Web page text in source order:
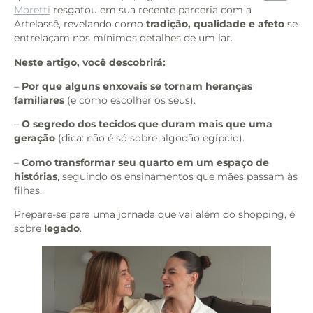
Moretti resgatou em sua recente parceria com a
Artelassê, revelando como tradição, qualidade e afeto se
entrelaçam nos mínimos detalhes de um lar.
Neste artigo, você descobrirá:
– Por que alguns enxovais se tornam heranças
familiares (e como escolher os seus).
– O segredo dos tecidos que duram mais que uma
geração (dica: não é só sobre algodão egípcio).
– Como transformar seu quarto em um espaço de
histórias, seguindo os ensinamentos que mães passam às
filhas.
Prepare-se para uma jornada que vai além do shopping, é
sobre legado.